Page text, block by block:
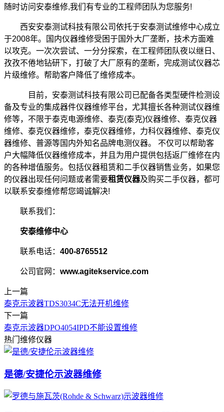
随时访问安泰维修,我们有专业的工程师团队为您服务!
西安安泰测试科技有限公司依托于安泰测试维修中心成立
于2008年。国内仪器维修受困于国外大厂垄断，技术方面难
以攻克。一次次尝试、一分分探索，在工程师团队夜以继日、
孜孜不倦地钻研下，打破了大厂原有的垄断，完成测试仪器芯
片级维修。帮助客户降低了维修成本。
目前，安泰测试科技有限公司已配备各类型硬件检测设
备及专业的集成器件仪器维修平台，尤其擅长各种测试仪器维
修等，不限于泰克电源维修、泰克(泰克)仪器维修、泰克仪器
维修、泰克仪器维修，泰克仪器维修，力科仪器维修、泰克仪
器维修、普源等国内外知名品牌电测仪器。 不仅可以帮助客
户大幅降低仪器维修成本，并且为用户提供包括返厂维修在内
的各种增值服务。包括仪器租赁和二手仪器销售业务，如果您
的仪器出现任何问题或者需要租赁仪器及购买二手仪器，都可
以联系安泰维修帮您竭诚解决!
联系我们：
安泰维修中心
联系电话： 400-8765512
公司官网： www.agitekservice.com
上一篇
泰克示波器TDS3034C无法开机维修
下一篇
泰克示波器DPO4054IPD不能设置维修
热门维修仪器
是德/安捷伦示波器维修